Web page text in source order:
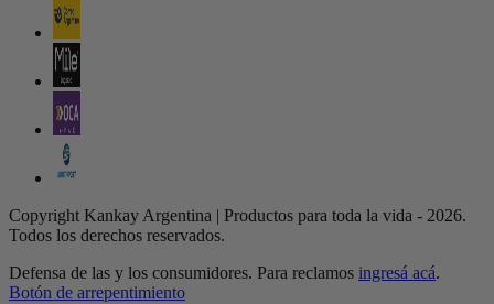
Copyright Kankay Argentina | Productos para toda la vida - 2026.
Todos los derechos reservados.
Defensa de las y los consumidores. Para reclamos ingresá acá.
Botón de arrepentimiento